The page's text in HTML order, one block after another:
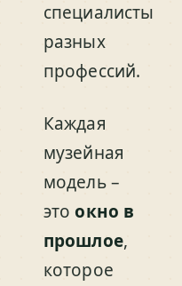
специалисты
разных
профессий.
Каждая
музейная
модель –
этоокно в
прошлое,
которое